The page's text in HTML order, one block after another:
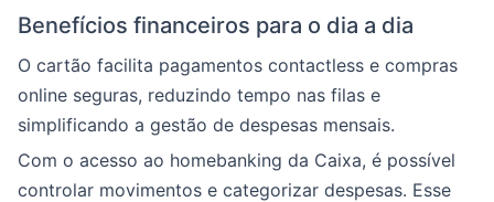
Benefícios financeiros para o dia a dia
O cartão facilita pagamentos contactless e compras
online seguras, reduzindo tempo nas filas e
simplificando a gestão de despesas mensais.
Com o acesso ao homebanking da Caixa, é possível
controlar movimentos e categorizar despesas. Esse